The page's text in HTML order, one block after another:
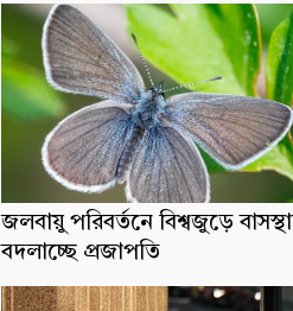
জলবায়ু পরিবর্তনে বিশ্বজুড়ে
বদলাচ্ছে প্রজাপতি